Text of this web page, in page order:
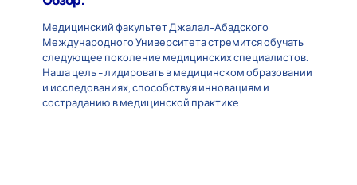
Медицинский факультет Джалал-Абадского
Международного Университета стремится обучать
следующее поколение медицинских специалистов.
Наша цель - лидировать в медицинском образовании
и исследованиях, способствуя инновациям и
состраданию в медицинской практике.